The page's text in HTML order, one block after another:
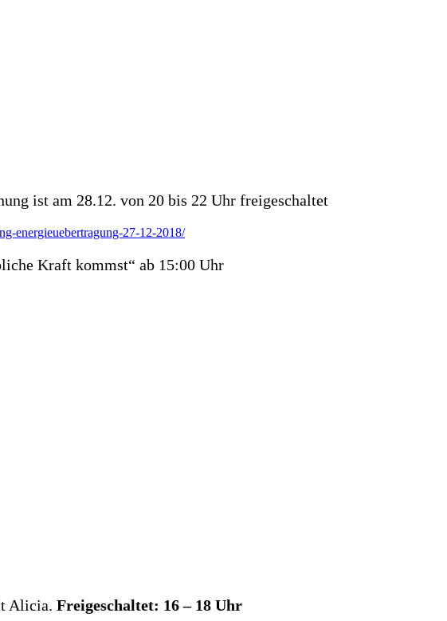
ist am 28.12. von 20 bis 22 Uhr freigeschaltet
energieuebertragung-27-12-2018/
Kraft kommst“ ab 15:00 Uhr
Alicia. Freigeschaltet: 16 – 18 Uhr